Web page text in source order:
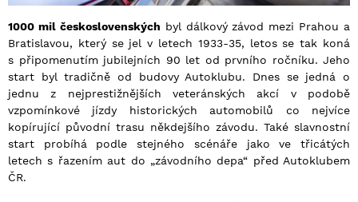
1000 mil československých byl dálkový závod mezi Prahou a
Bratislavou, který se jel v letech 1933-35, letos se tak koná
s připomenutím jubilejních 90 let od prvního ročníku. Jeho
start byl tradičně od budovy Autoklubu. Dnes se jedná o
jednu z nejprestižnějších veteránských akcí v podobě
vzpomínkové jízdy historických automobilů co nejvíce
kopírující původní trasu někdejšího závodu. Také slavnostní
start probíhá podle stejného scénáře jako ve třicátých
letech s řazením aut do „závodního depa“ před Autoklubem
ČR.